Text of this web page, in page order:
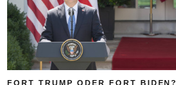
FORT TRUMP ODER FORT BIDEN?